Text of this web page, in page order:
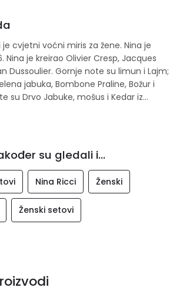
je cvjetni voćni miris za žene. Nina je
Nina je kreirao Olivier Cresp, Jacques
note su limun i Lajm;
jabuka, Bombone Praline, Božur i
su Drvo Jabuke, mošus i Kedar iz
su gledali i...
Nina Ricci Ženski
Ženski setovi